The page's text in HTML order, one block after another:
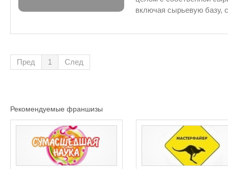
включая сырьевую базу,
агрегаты, ж/д тупик. К
Пред
1 След
Рекомендуемые франшизы